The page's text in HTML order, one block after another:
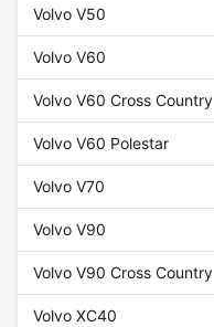
Volvo V50
Volvo V60
Volvo V60 Cross Country
Volvo V60 Polestar
Volvo V70
Volvo V90
Volvo V90 Cross Country
Volvo XC40